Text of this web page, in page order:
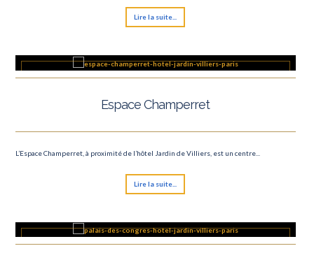
Lire la suite...
Espace Champerret
L’Espace Champerret, à proximité de l’hôtel Jardin de Villiers, est un centre...
Lire la suite...